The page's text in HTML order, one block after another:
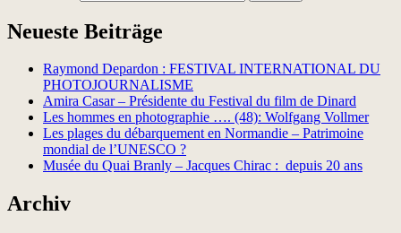
Neueste Beiträge
Raymond Depardon : FESTIVAL INTERNATIONAL DU
PHOTOJOURNALISME
Amira Casar – Présidente du Festival du film de Dinard
Les hommes en photographie …. (48): Wolfgang Vollmer
Les plages du débarquement en Normandie – Patrimoine
mondial de l’UNESCO ?
Musée du Quai Branly – Jacques Chirac : depuis 20 ans
Archiv